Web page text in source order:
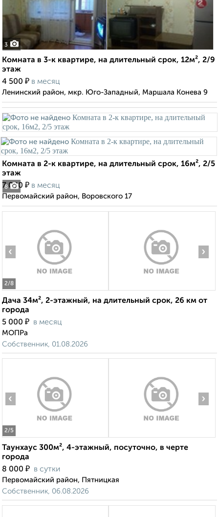
3
Комната в 3-к квартире, на длительный срок, 12м², 2/9
этаж
4 500 ₽ в месяц
Ленинский район, мкр. Юго-Западный, Маршала Конева 9
8
Комната в 2-к квартире, на длительный срок, 16м², 2/5
этаж
7 000 ₽ в месяц
Первомайский район, Воровского 17
2/8
‹ ›
Дача 34м², 2-этажный, на длительный срок, 26 км от
города
5 000 ₽ в месяц
МОПРа
Собственник, 01.08.2026
2/5
‹ ›
Таунхаус 300м², 4-этажный, посуточно, в черте
города
8 000 ₽ в сутки
Первомайский район, Пятницкая
Собственник, 06.08.2026